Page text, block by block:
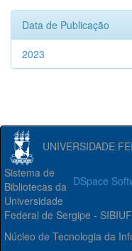
Data de Publicação
2023
UNIVERSIDADE
DSpace
Sistema de
Bibliotecas da
Universidade
Federal de Sergipe -
Núcleo de Tecnologia da